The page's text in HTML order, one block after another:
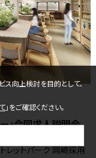
」合同求人説明会
レットパーク 岡崎採用
ス向上検討を目的として、
」をご確認ください。